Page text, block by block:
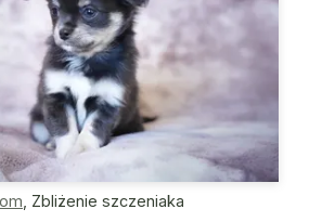
Zbliżenie szczeniaka